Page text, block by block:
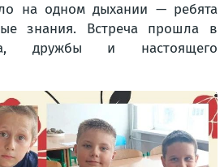
на одном дыхании — ребята
знания. Встреча прошла в
дружбы и настоящего